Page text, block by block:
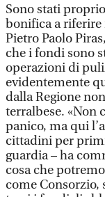
Sono stati
bonifica a
Pietro Paolo
che i fondi sono
operazioni di
evidentemente
dalla Regione
terralbese. «Non
panico, ma qui
cittadini per
guardia – ha
cosa che
come Consorzio,